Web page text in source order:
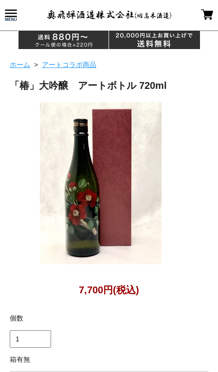
ホーム > アートコラボ商品
「椿」大吟醸 アートボトル 720ml
7,700円(税込)
個数
箱有無